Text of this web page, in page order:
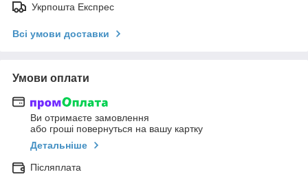
Укрпошта Експрес
Всі умови доставки
Умови оплати
Ви отримаєте замовлення
або гроші повернуться на вашу картку
Детальніше
Післяплата